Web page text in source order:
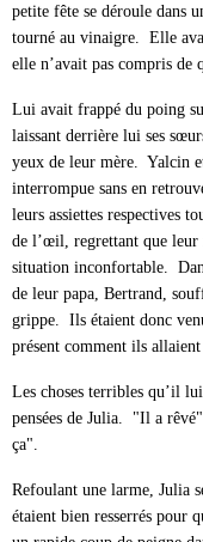
petite fête se déroule dans
tourné au vinaigre. Elle
elle n’avait pas compris de
Lui avait frappé du poing
laissant derrière lui ses
yeux de leur mère. Yalcin
interrompue sans en
leurs assiettes respectives
de l’œil, regrettant que leur
situation inconfortable.
de leur papa, Bertrand,
grippe. Ils étaient donc
présent comment ils
Les choses terribles qu’il
pensées de Julia. "Il a
ça".
Refoulant une larme, Julia
étaient bien resserrés pour